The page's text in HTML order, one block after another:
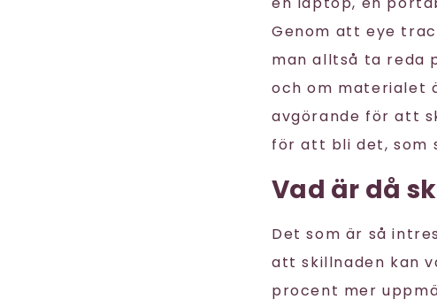
Genom att eye
man alltså ta reda
och om materialet
avgörande för att
för att bli det, som
Vad är då
Det som är så
att skillnaden kan
procent mer